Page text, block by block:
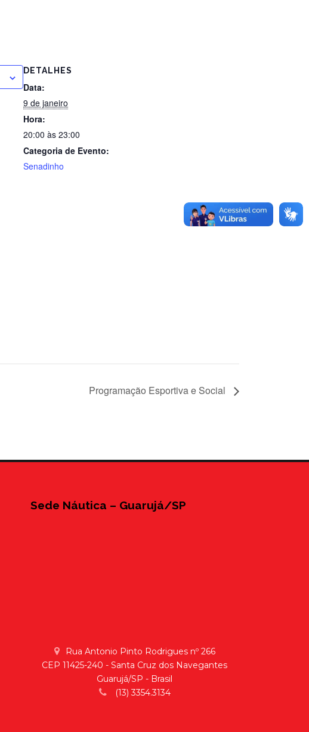
DETALHES
Data:
9 de janeiro
Hora:
20:00 às 23:00
Categoria de Evento:
Senadinho
Programação Esportiva e Social
Sede Náutica – Guarujá/SP
Rua Antonio Pinto Rodrigues nº 266
CEP 11425-240 - Santa Cruz dos Navegantes
Guarujá/SP - Brasil
(13) 3354.3134